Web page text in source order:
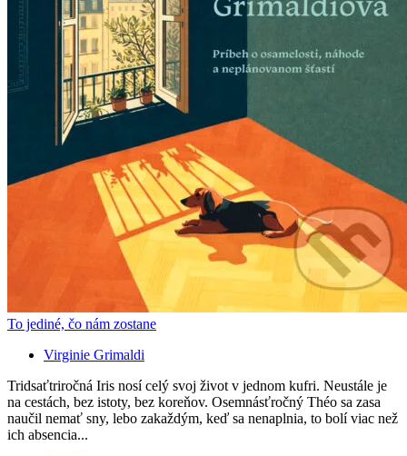
To jediné, čo nám zostane
Virginie Grimaldi
Tridsaťtriročná Iris nosí celý svoj život v jednom kufri. Neustále je
na cestách, bez istoty, bez koreňov. Osemnásťročný Théo sa zasa
naučil nemať sny, lebo zakaždým, keď sa nenaplnia, to bolí viac než
ich absencia...